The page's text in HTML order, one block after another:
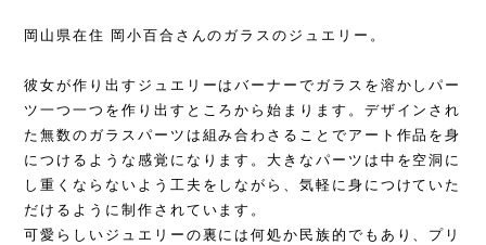
岡山県在住 岡小百合さんのガラスのジュエリー。
彼女が作り出すジュエリーはバーナーでガラスを溶かしパー
ツ一つ一つを作り出すところから始まります。デザインされ
た無数のガラスパーツは組み合わさることでアート作品を身
につけるような感覚になります。大きなパーツは中を空洞に
し重くならないよう工夫をしながら、気軽に身につけていた
だけるように制作されています。
可愛らしいジュエリーの裏には何処か民族的でもあり、プリ